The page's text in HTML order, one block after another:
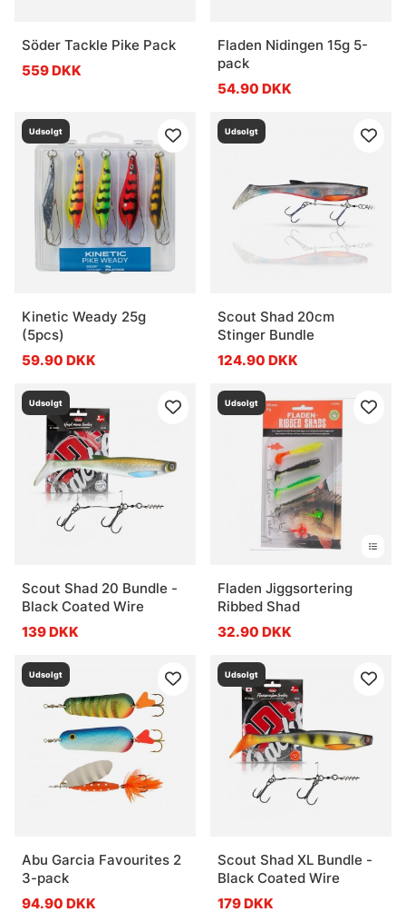
Söder Tackle Pike Pack
559 DKK
Fladen Nidingen 15g 5-
pack
54.90 DKK
Udsolgt
Kinetic Weady 25g
(5pcs)
59.90 DKK
Udsolgt
Scout Shad 20cm
Stinger Bundle
124.90 DKK
Udsolgt
Scout Shad 20 Bundle -
Black Coated Wire
139 DKK
Udsolgt
Fladen Jiggsortering
Ribbed Shad
32.90 DKK
Udsolgt
Abu Garcia Favourites 2
3-pack
94.90 DKK
Udsolgt
Scout Shad XL Bundle -
Black Coated Wire
179 DKK